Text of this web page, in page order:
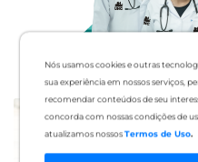
Nós usamos cookies e outras
sua experiência em nossos serviços,
recomendar conteúdos de seu
concorda com nossas condições de
atualizamos nossosTermos de Uso.